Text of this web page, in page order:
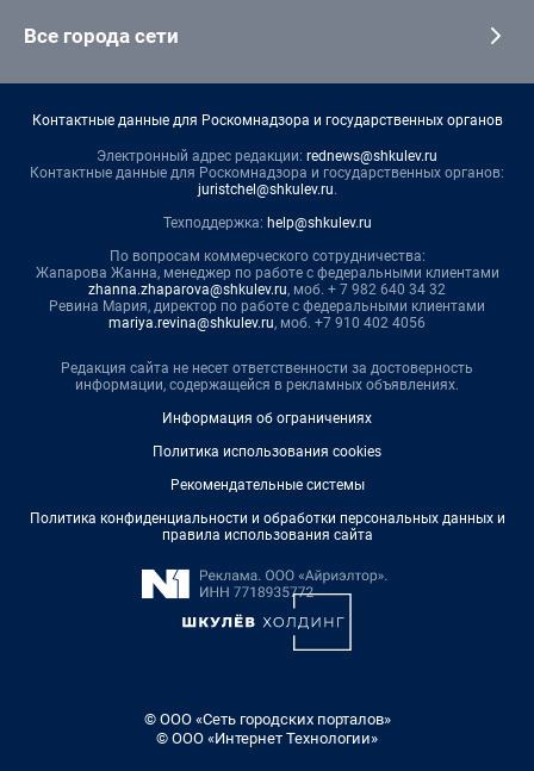
Все города сети
Контактные данные для Роскомнадзора и государственных органов
Электронный адрес редакции: rednews@shkulev.ru
Контактные данные для Роскомнадзора и государственных органов:
juristchel@shkulev.ru.
Техподдержка: help@shkulev.ru
По вопросам коммерческого сотрудничества:
Жапарова Жанна, менеджер по работе с федеральными клиентами
zhanna.zhaparova@shkulev.ru, моб. + 7 982 640 34 32
Ревина Мария, директор по работе с федеральными клиентами
mariya.revina@shkulev.ru, моб. +7 910 402 4056
Редакция сайта не несет ответственности за достоверность
информации, содержащейся в рекламных объявлениях.
Информация об ограничениях
Политика использования cookies
Рекомендательные системы
Политика конфиденциальности и обработки персональных данных и
правила использования сайта
© ООО «Сеть городских порталов»
© ООО «Интернет Технологии»